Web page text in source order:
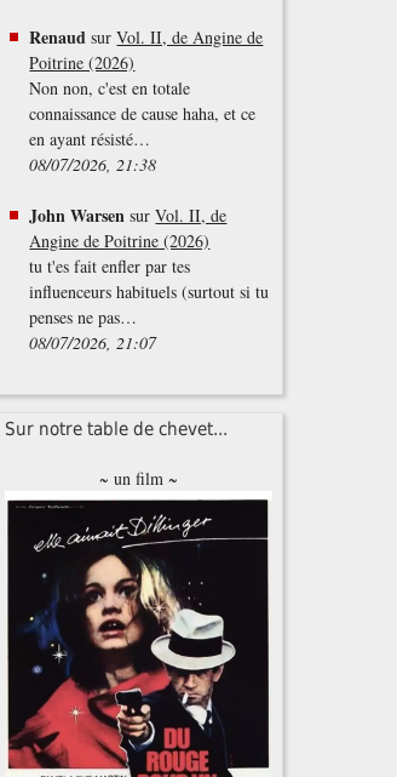
Renaud surVol. II, de Angine de
Poitrine (2026)
Non non, c'est en totale
connaissance de cause haha, et ce
en ayant résisté…
08/07/2026, 21:38
John Warsen surVol. II, de
Angine de Poitrine (2026)
tu t'es fait enfler par tes
influenceurs habituels (surtout si tu
penses ne pas…
08/07/2026, 21:07
Sur notre table de chevet...
~ un film ~